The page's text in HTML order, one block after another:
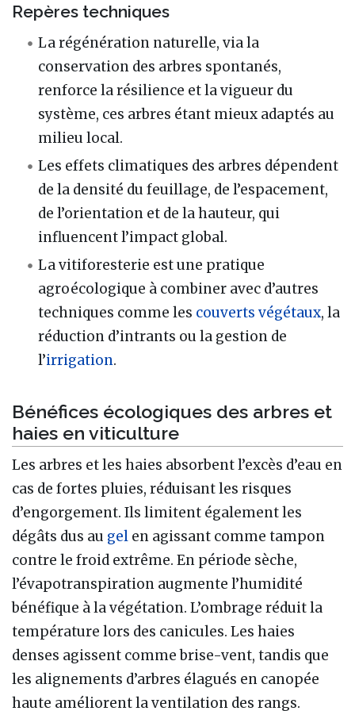
Repères techniques
La régénération naturelle, via la
conservation des arbres spontanés,
renforce la résilience et la vigueur du
système, ces arbres étant mieux adaptés au
milieu local.
Les effets climatiques des arbres dépendent
de la densité du feuillage, de l’espacement,
de l’orientation et de la hauteur, qui
influencent l’impact global.
La vitiforesterie est une pratique
agroécologique à combiner avec d’autres
techniques comme les couverts végétaux, la
réduction d’intrants ou la gestion de
l’irrigation.
Bénéfices écologiques des arbres et
haies en viticulture
Les arbres et les haies absorbent l’excès d’eau en
cas de fortes pluies, réduisant les risques
d’engorgement. Ils limitent également les
dégâts dus au gel en agissant comme tampon
contre le froid extrême. En période sèche,
l’évapotranspiration augmente l’humidité
bénéfique à la végétation. L’ombrage réduit la
température lors des canicules. Les haies
denses agissent comme brise-vent, tandis que
les alignements d’arbres élagués en canopée
haute améliorent la ventilation des rangs.